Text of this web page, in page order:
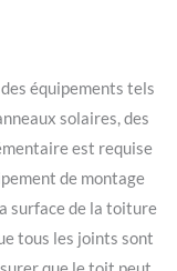
équipements tels
solaires, des
est requise
de montage
surface de la toiture
tous les joints sont